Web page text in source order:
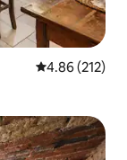
Calificación
4.86 (212)